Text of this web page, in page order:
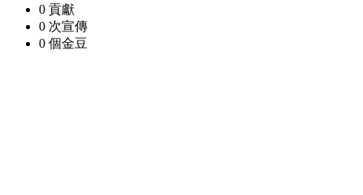
0 貢獻
0 次宣傳
0 個金豆